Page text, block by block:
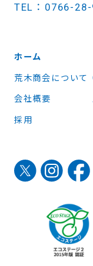
TEL：0766-
ホーム
荒木商会について
会社概要
採用